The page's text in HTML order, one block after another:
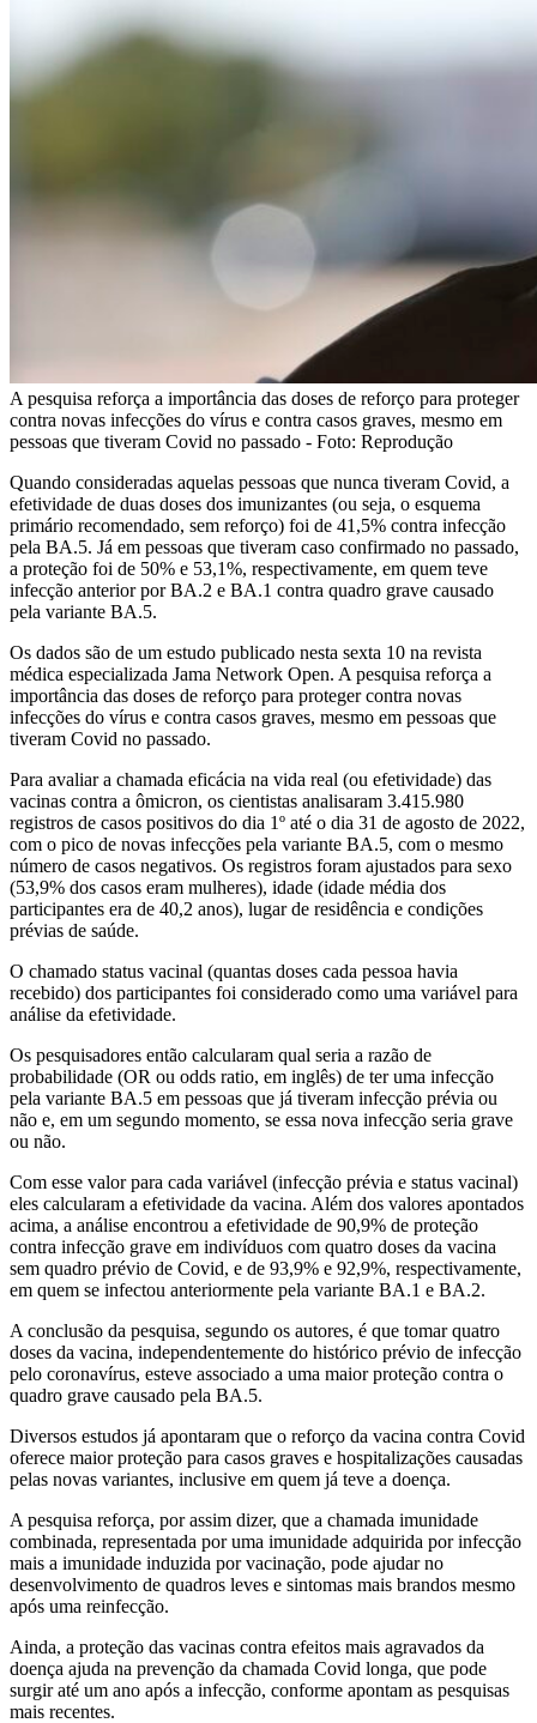
A pesquisa reforça a importância das doses de reforço para proteger
contra novas infecções do vírus e contra casos graves, mesmo em
pessoas que tiveram Covid no passado - Foto: Reprodução
Quando consideradas aquelas pessoas que nunca tiveram Covid, a
efetividade de duas doses dos imunizantes (ou seja, o esquema
primário recomendado, sem reforço) foi de 41,5% contra infecção
pela BA.5. Já em pessoas que tiveram caso confirmado no passado,
a proteção foi de 50% e 53,1%, respectivamente, em quem teve
infecção anterior por BA.2 e BA.1 contra quadro grave causado
pela variante BA.5.
Os dados são de um estudo publicado nesta sexta 10 na revista
médica especializada Jama Network Open. A pesquisa reforça a
importância das doses de reforço para proteger contra novas
infecções do vírus e contra casos graves, mesmo em pessoas que
tiveram Covid no passado.
Para avaliar a chamada eficácia na vida real (ou efetividade) das
vacinas contra a ômicron, os cientistas analisaram 3.415.980
registros de casos positivos do dia 1º até o dia 31 de agosto de 2022,
com o pico de novas infecções pela variante BA.5, com o mesmo
número de casos negativos. Os registros foram ajustados para sexo
(53,9% dos casos eram mulheres), idade (idade média dos
participantes era de 40,2 anos), lugar de residência e condições
prévias de saúde.
O chamado status vacinal (quantas doses cada pessoa havia
recebido) dos participantes foi considerado como uma variável para
análise da efetividade.
Os pesquisadores então calcularam qual seria a razão de
probabilidade (OR ou odds ratio, em inglês) de ter uma infecção
pela variante BA.5 em pessoas que já tiveram infecção prévia ou
não e, em um segundo momento, se essa nova infecção seria grave
ou não.
Com esse valor para cada variável (infecção prévia e status vacinal)
eles calcularam a efetividade da vacina. Além dos valores apontados
acima, a análise encontrou a efetividade de 90,9% de proteção
contra infecção grave em indivíduos com quatro doses da vacina
sem quadro prévio de Covid, e de 93,9% e 92,9%, respectivamente,
em quem se infectou anteriormente pela variante BA.1 e BA.2.
A conclusão da pesquisa, segundo os autores, é que tomar quatro
doses da vacina, independentemente do histórico prévio de infecção
pelo coronavírus, esteve associado a uma maior proteção contra o
quadro grave causado pela BA.5.
Diversos estudos já apontaram que o reforço da vacina contra Covid
oferece maior proteção para casos graves e hospitalizações causadas
pelas novas variantes, inclusive em quem já teve a doença.
A pesquisa reforça, por assim dizer, que a chamada imunidade
combinada, representada por uma imunidade adquirida por infecção
mais a imunidade induzida por vacinação, pode ajudar no
desenvolvimento de quadros leves e sintomas mais brandos mesmo
após uma reinfecção.
Ainda, a proteção das vacinas contra efeitos mais agravados da
doença ajuda na prevenção da chamada Covid longa, que pode
surgir até um ano após a infecção, conforme apontam as pesquisas
mais recentes.